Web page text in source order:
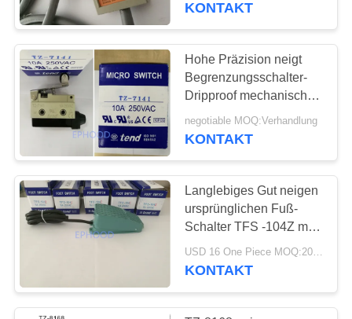
KONTAKT
Hohe Präzision neigt
Begrenzungsschalter-
Dripproof mechanische
Arbeitsfrequenz
negotiable MOQ:Verhandlung
KONTAKT
Langlebiges Gut neigen
ursprünglichen Fuß-
Schalter TFS -104Z mit
Aluminiumlegierungs-
Wohnung
USD 16 One Piece MOQ:20pcs
KONTAKT